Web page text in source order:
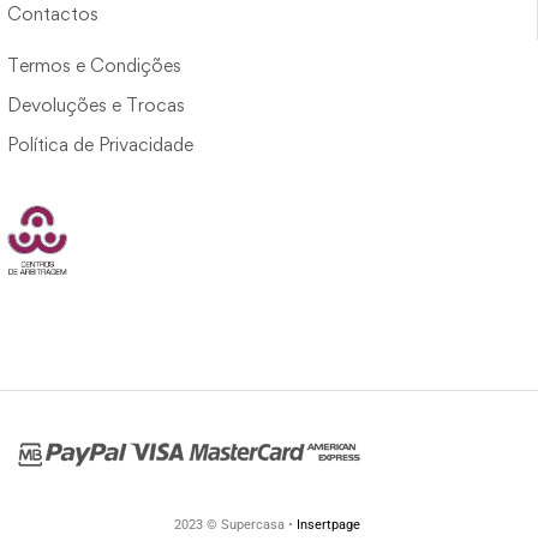
Contactos
Termos e Condições
Devoluções e Trocas
Política de Privacidade
2023 © Supercasa • Insertpage